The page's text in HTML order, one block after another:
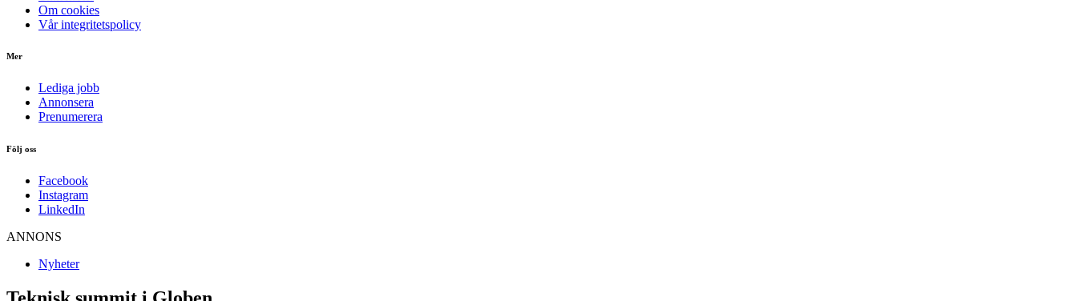
Om cookies
Vår integritetspolicy
Mer
Lediga jobb
Annonsera
Prenumerera
Följ oss
Facebook
Instagram
LinkedIn
ANNONS
Nyheter